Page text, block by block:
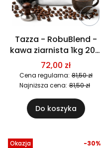
Tazza - RobuBlend -
kawa ziarnista 1kg 20%
Arabica 80% Robusta
72,00 zł
Cena regularna: 81,50 zł
Najniższa cena: 81,50 zł
Do koszyka
Okazja -30%